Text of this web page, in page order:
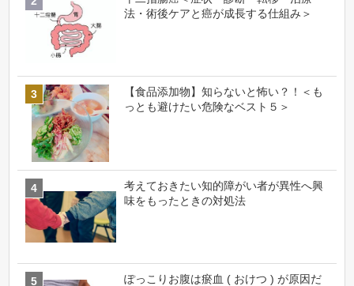
法・術後ケアと癌が成長する仕組み＞
【食品添加物】知らないと怖い？！＜も
っとも避けたい危険なベスト５＞
考えておきたい知的障がい者が異性へ興
味をもったときの対処法
ぽっこりお腹は瘀血 ( おけつ ) が原因だ